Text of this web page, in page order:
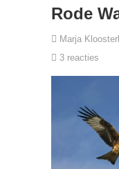
Rode
Marja
3 reacties